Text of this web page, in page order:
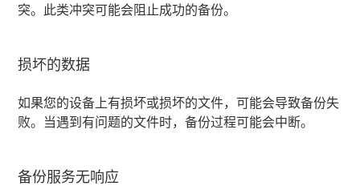
突。此类冲突可能会阻止成功的备份。
损坏的数据
如果您的设备上有损坏或损坏的文件，可能会导致备份失
败。当遇到有问题的文件时，备份过程可能会中断。
备份服务无响应